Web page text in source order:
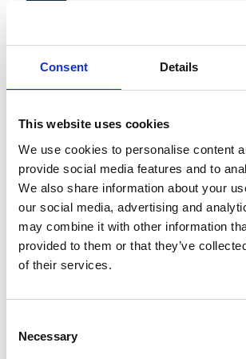
Consent Details
This website uses cookies
We use cookies to personalise content
provide social media features and to
We also share information about your
our social media, advertising and
may combine it with other information
provided to them or that they’ve
of their services.
Selection
Necessary
ias –
Assekuranz-